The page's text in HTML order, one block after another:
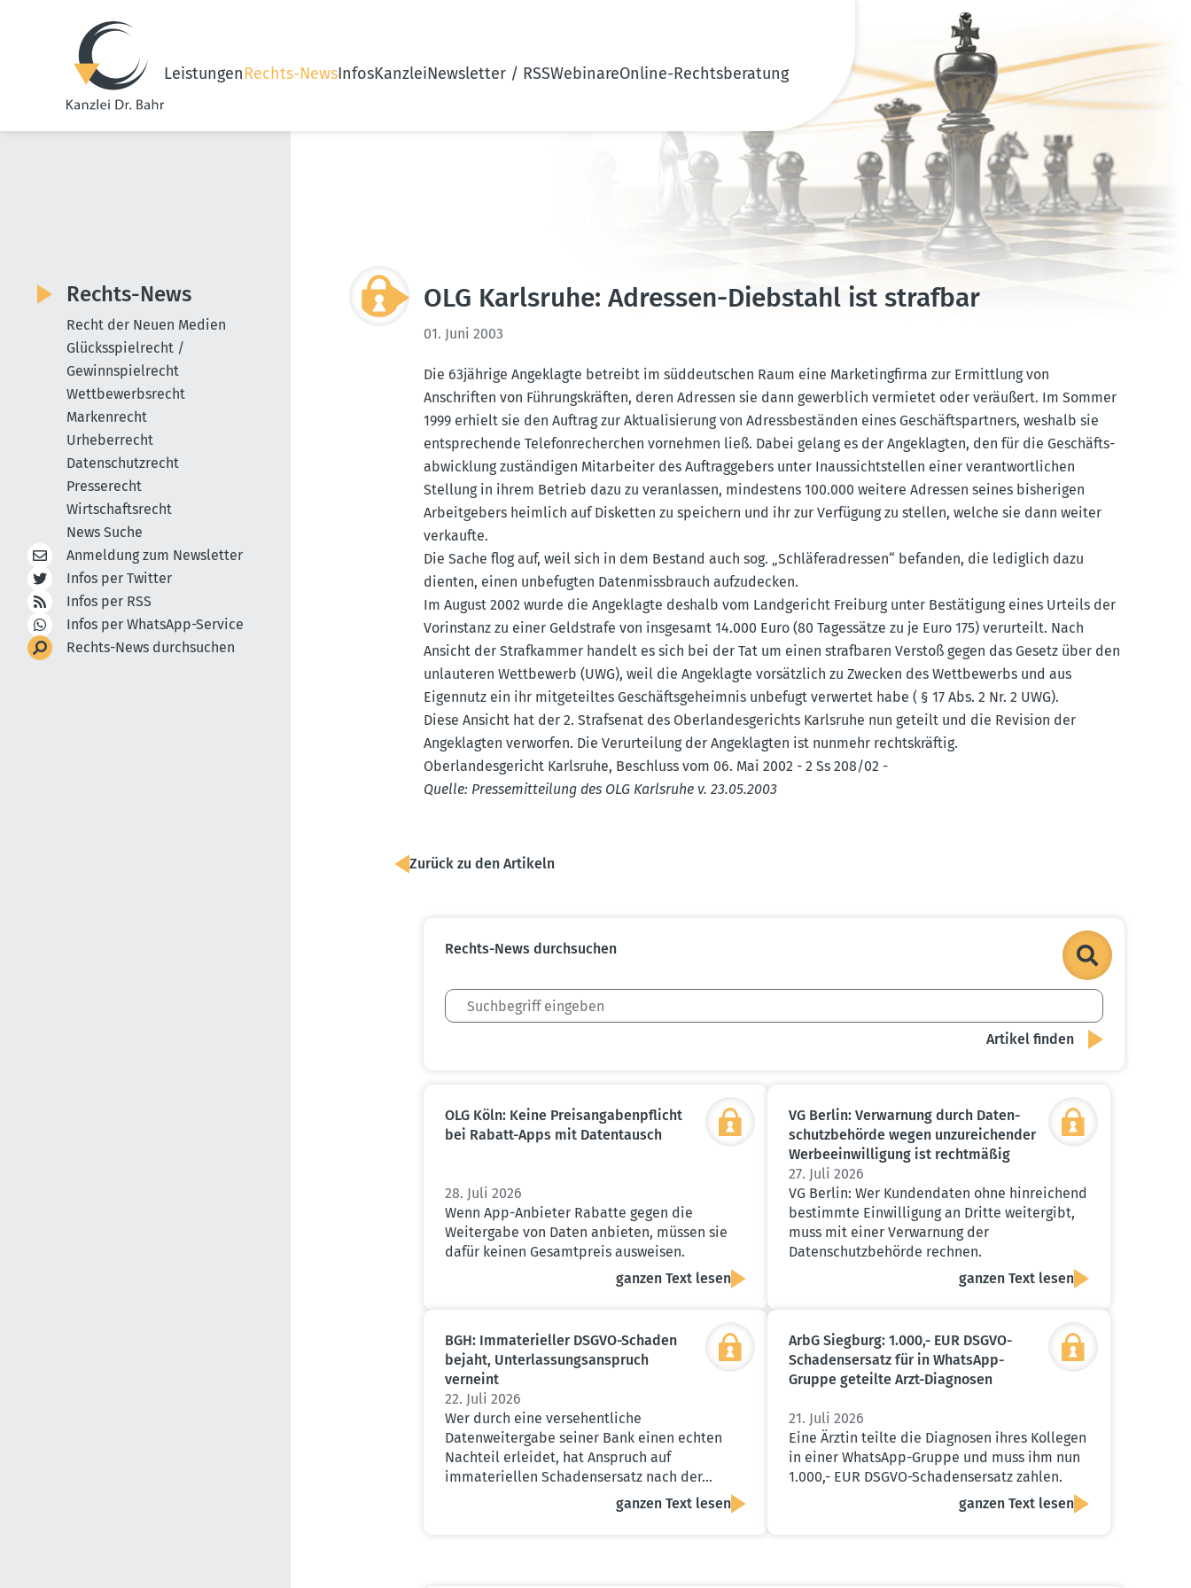
LeistungenRechts-NewsInfosKanzleiNewsletter / RSSWebinareOnline-Rechtsberatung
OLG Karlsruhe: Adressen-Diebstahl ist strafbar
01. Juni 2003
Die 63jährige Angeklagte betreibt im süddeut­schen Raum eine Marke­ting­firma zur Ermittlung von
Anschriften von Führungs­kräften, deren Adressen sie dann gewerblich vermietet oder veräußert. Im Sommer
1999 erhielt sie den Auftrag zur Aktua­li­sierung von Adress­be­ständen eines Geschäfts­partners, weshalb sie
entspre­chende Telefon­re­cherchen vornehmen ließ. Dabei gelang es der Angeklagten, den für die Geschäfts­
ab­wicklung zustän­digen Mitar­beiter des Auftrag­gebers unter Inaus­sichtstellen einer verant­wort­lichen
Stellung in ihrem Betrieb dazu zu veran­lassen, mindestens 100.000 weitere Adressen seines bishe­rigen
Arbeit­gebers heimlich auf Disketten zu speichern und ihr zur Verfügung zu stellen, welche sie dann weiter
verkaufte.
Die Sache flog auf, weil sich in dem Bestand auch sog. „Schlä­fe­r­adressen“ befanden, die lediglich dazu
dienten, einen unbefugten Daten­miss­brauch aufzu­decken.
Im August 2002 wurde die Angeklagte deshalb vom Landge­richt Freiburg unter Bestä­tigung eines Urteils der
Vorin­stanz zu einer Geldstrafe von insgesamt 14.000 Euro (80 Tages­sätze zu je Euro 175) verur­teilt. Nach
Ansicht der Straf­kammer handelt es sich bei der Tat um einen straf­baren Verstoß gegen das Gesetz über den
unlau­teren Wettbewerb (UWG), weil die Angeklagte vorsätzlich zu Zwecken des Wettbe­werbs und aus
Eigennutz ein ihr mitge­teiltes Geschäfts­ge­heimnis unbefugt verwertet habe ( § 17 Abs. 2 Nr. 2 UWG).
Diese Ansicht hat der 2. Straf­senat des Oberlan­des­ge­richts Karlsruhe nun geteilt und die Revision der
Angeklagten verworfen. Die Verur­teilung der Angeklagten ist nunmehr rechts­kräftig.
Oberlan­des­ge­richt Karlsruhe, Beschluss vom 06. Mai 2002 - 2 Ss 208/02 -
Quelle: Presse­mit­teilung des OLG Karlsruhe v. 23.05.2003
Zurück zu den Artikeln
Rechts-News durch­suchen
OLG Köln: Keine Preis­an­ga­ben­pflicht
bei Rabatt-Apps mit Daten­tausch
28. Juli 2026
Wenn App-Anbieter Rabatte gegen die
Weitergabe von Daten anbieten, müssen sie
dafür keinen Gesamtpreis ausweisen.
ganzen Text lesen
VG Berlin: Verwarnung durch Daten­
schutz­be­hörde wegen unzurei­chender
Werbe­ein­wil­ligung ist recht­mäßig
27. Juli 2026
VG Berlin: Wer Kundendaten ohne hinreichend
bestimmte Einwilligung an Dritte weitergibt,
muss mit einer Verwarnung der
Datenschutzbehörde rechnen.
ganzen Text lesen
BGH: Immate­ri­eller DSGVO-Schaden
bejaht, Unter­las­sungs­an­spruch
verneint
22. Juli 2026
Wer durch eine versehentliche
Datenweitergabe seiner Bank einen echten
Nachteil erleidet, hat Anspruch auf
immateriellen Schadensersatz nach der…
ganzen Text lesen
ArbG Siegburg: 1.000,- EUR DSGVO-
Schadens­ersatz für in WhatsApp-
Gruppe geteilte Arzt-Diagnosen
21. Juli 2026
Eine Ärztin teilte die Diagnosen ihres Kollegen
in einer WhatsApp-Gruppe und muss ihm nun
1.000,- EUR DSGVO-Schadensersatz zahlen.
ganzen Text lesen
Rechts-News
Recht der Neuen Medien
Glücksspielrecht /
Gewinnspielrecht
Wettbewerbsrecht
Markenrecht
Urheberrecht
Datenschutzrecht
Presserecht
Wirtschaftsrecht
News Suche
Anmeldung zum Newsletter
Infos per Twitter
Infos per RSS
Infos per WhatsApp-Service
Rechts-News durchsuchen